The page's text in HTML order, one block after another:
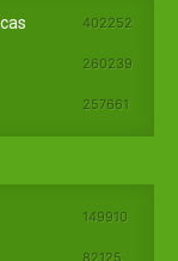
402252
260239
257661
149910
82125